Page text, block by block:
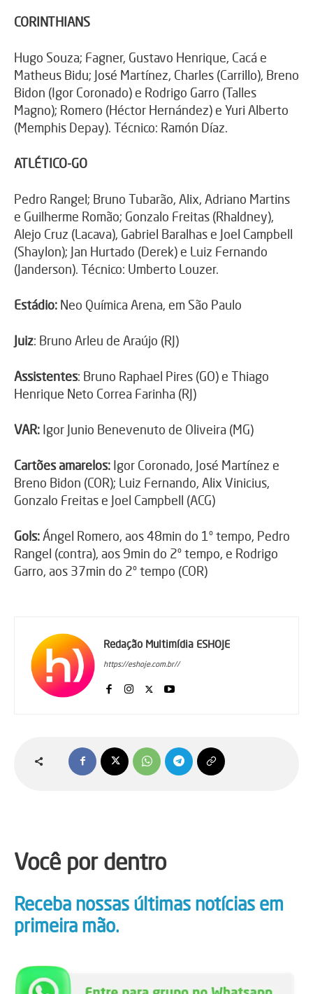
CORINTHIANS
Hugo Souza; Fagner, Gustavo Henrique, Cacá e
Matheus Bidu; José Martínez, Charles (Carrillo), Breno
Bidon (Igor Coronado) e Rodrigo Garro (Talles
Magno); Romero (Héctor Hernández) e Yuri Alberto
(Memphis Depay). Técnico: Ramón Díaz.
ATLÉTICO-GO
Pedro Rangel; Bruno Tubarão, Alix, Adriano Martins
e Guilherme Romão; Gonzalo Freitas (Rhaldney),
Alejo Cruz (Lacava), Gabriel Baralhas e Joel Campbell
(Shaylon); Jan Hurtado (Derek) e Luiz Fernando
(Janderson). Técnico: Umberto Louzer.
Estádio: Neo Química Arena, em São Paulo
Juiz: Bruno Arleu de Araújo (RJ)
Assistentes: Bruno Raphael Pires (GO) e Thiago
Henrique Neto Correa Farinha (RJ)
VAR: Igor Junio Benevenuto de Oliveira (MG)
Cartões amarelos: Igor Coronado, José Martínez e
Breno Bidon (COR); Luiz Fernando, Alix Vinicius,
Gonzalo Freitas e Joel Campbell (ACG)
Gols:Ángel Romero, aos 48min do 1º tempo, Pedro
Rangel (contra), aos 9min do 2º tempo, e Rodrigo
Garro, aos 37min do 2º tempo (COR)
Redação Multimídia ESHOJE
https://eshoje.com.br//
Você por dentro
Receba nossas últimas notícias em
primeira mão.